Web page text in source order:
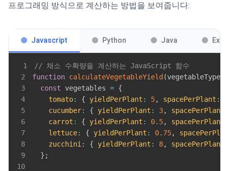
프로그래밍 방식으로 계산하는 방법을 보여줍니다:
Javascript Python Java
1
// 채소 수확량을 계산하는 JavaScript 함수
2
function calculateVegetableYield (vegetableType,
3
const vegetables = {
4
tomato: { yieldPerPlant : 5, spacePerPlant :
5
cucumber: { yieldPerPlant : 3, spacePerPlant
6
carrot : { yieldPerPlant : 0.5, spacePerPlant
7
lettuce: { yieldPerPlant : 0.75,
8
zucchini : { yieldPerPlant : 8, spacePerPlant
9
} ;
10